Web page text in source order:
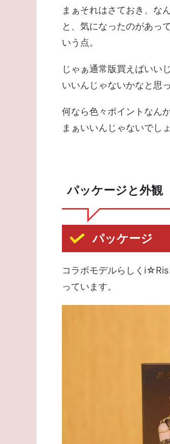
まぁそれはさておき、な
と、気になったのがあっ
いう点。
じゃぁ通常版買えばいい
いいんじゃないかなと思
何なら色々ポイントなん
まぁいいんじゃないでしょ
パッケージと外観
パッケージ
コラボモデルらしく
っています。